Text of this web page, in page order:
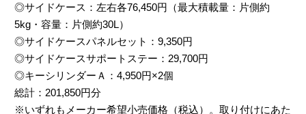
◎サイドケース：左右各76,450円（最大積載量：片側約
5kg・容量：片側約30L）
◎サイドケースパネルセット：9,350円
◎サイドケースサポートステー：29,700円
◎キーシリンダーＡ：4,950円×2個
総計：201,850円分
※いずれもメーカー希望小売価格（税込）。取り付けにあた